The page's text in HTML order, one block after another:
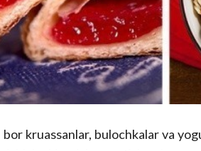
bor kruassanlar, bulochkalar va